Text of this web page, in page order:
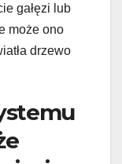
gałęzi lub
może ono
drzewo